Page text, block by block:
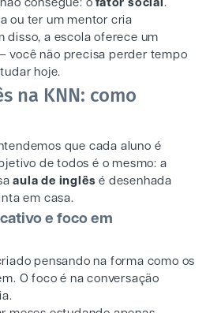
consegue: ofator social .
ou ter um mentor cria
disso, a escola oferece um
você não precisa perder tempo
hoje.
na KNN: como
que cada aluno é
de todos é o mesmo: a
aula de inglês é desenhada
em casa.
e foco em
pensando na forma como os
O foco é na conversação